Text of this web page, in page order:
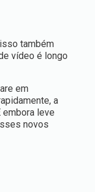
também
vídeo é longo
em
a
leve
novos